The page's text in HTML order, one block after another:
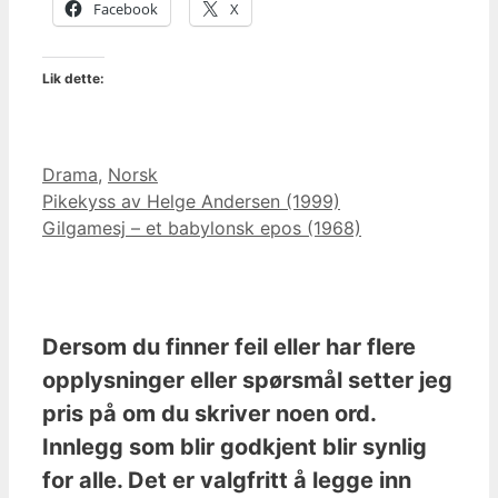
Facebook X
Lik dette:
Kategorier
Drama, Norsk
Pikekyss av Helge Andersen (1999)
Gilgamesj – et babylonsk epos (1968)
Dersom du finner feil eller har flere
opplysninger eller spørsmål setter jeg
pris på om du skriver noen ord.
Innlegg som blir godkjent blir synlig
for alle. Det er valgfritt å legge inn